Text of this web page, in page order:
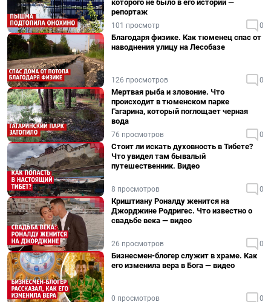
которого не было в его истории —
репортаж
101 просмотр 0
Благодаря физике. Как тюменец спас от
наводнения улицу на Лесобазе
126 просмотров 0
Мертвая рыба и зловоние. Что
происходит в тюменском парке
Гагарина, который поглощает черная
вода
76 просмотров 0
Стоит ли искать духовность в Тибете?
Что увидел там бывалый
путешественник. Видео
8 просмотров 0
Криштиану Роналду женится на
Джорджине Родригес. Что известно о
свадьбе века — видео
26 просмотров 0
Бизнесмен-блогер служит в храме. Как
его изменила вера в Бога — видео
0 просмотров 0